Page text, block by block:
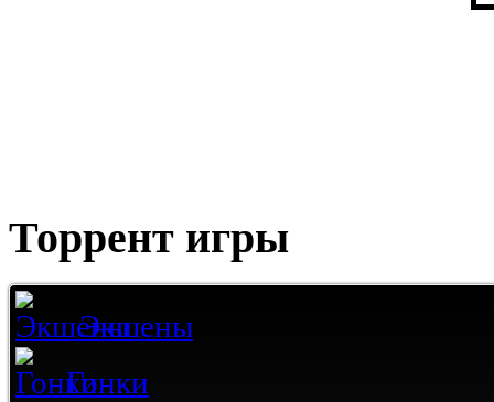
Торрент игры
Экшены
Гонки